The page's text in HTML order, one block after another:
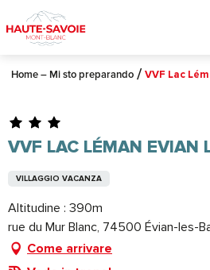
au
contenu
principal
Home – Mi sto preparando VVF Lac
VVF LAC LÉMAN EVIAN
VILLAGGIO VACANZA
Altitudine : 390m
rue du Mur Blanc, 74500 Évian-les-
Come arrivare